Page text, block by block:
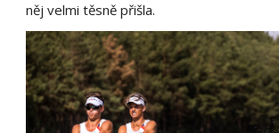
něj velmi těsně přišla.